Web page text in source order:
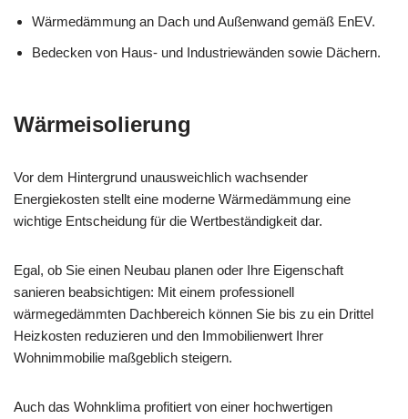
Wärmedämmung an Dach und Außenwand gemäß EnEV.
Bedecken von Haus- und Industriewänden sowie Dächern.
Wärmeisolierung
Vor dem Hintergrund unausweichlich wachsender
Energiekosten stellt eine moderne Wärmedämmung eine
wichtige Entscheidung für die Wertbeständigkeit dar.
Egal, ob Sie einen Neubau planen oder Ihre Eigenschaft
sanieren beabsichtigen: Mit einem professionell
wärmegedämmten Dachbereich können Sie bis zu ein Drittel
Heizkosten reduzieren und den Immobilienwert Ihrer
Wohnimmobilie maßgeblich steigern.
Auch das Wohnklima profitiert von einer hochwertigen